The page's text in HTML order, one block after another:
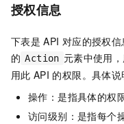
授权信息
下表是 API 对应的授权
的 Action 元素中使用
用此 API 的权限。具体说
操作：是指具体的权限
访问级别：是指每个